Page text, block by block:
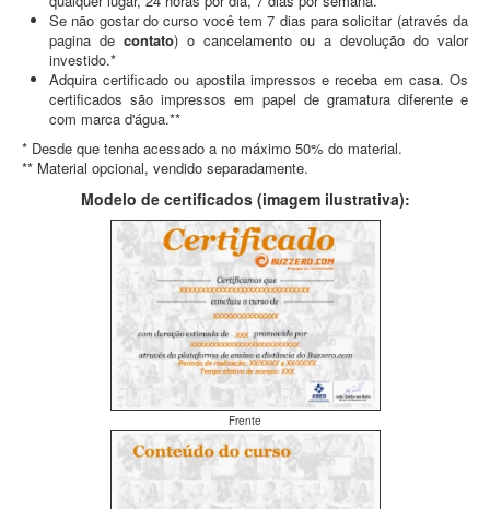
Se não gostar do curso você tem 7 dias para solicitar (através da
pagina de contato) o cancelamento ou a devolução do valor
investido.*
Adquira certificado ou apostila impressos e receba em casa. Os
certificados são impressos em papel de gramatura diferente e
com marca d'água.**
* Desde que tenha acessado a no máximo 50% do material.
** Material opcional, vendido separadamente.
Modelo de certificados (imagem ilustrativa):
Frente